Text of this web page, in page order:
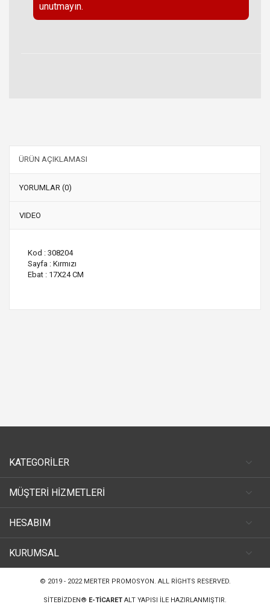
unutmayın.
ÜRÜN AÇIKLAMASI
YORUMLAR (0)
VIDEO
Kod : 308204
Sayfa : Kırmızı
Ebat : 17X24 CM
KATEGORİLER
MÜŞTERİ HİZMETLERİ
HESABIM
KURUMSAL
© 2019 - 2022 MERTER PROMOSYON. ALL RIGHTS RESERVED.
SITEBIZDEN® E-TICARET ALT YAPISI ILE HAZIRLANMIŞTIR.